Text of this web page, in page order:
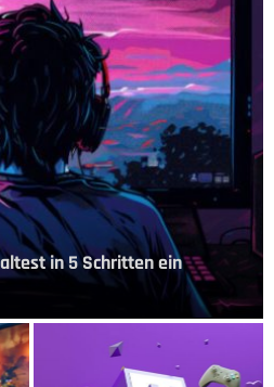
in 5 Schritten ein